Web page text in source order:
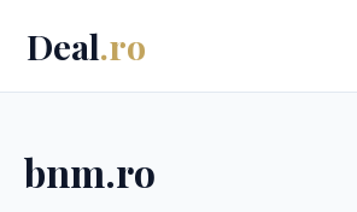
Deal.ro
bnm.ro